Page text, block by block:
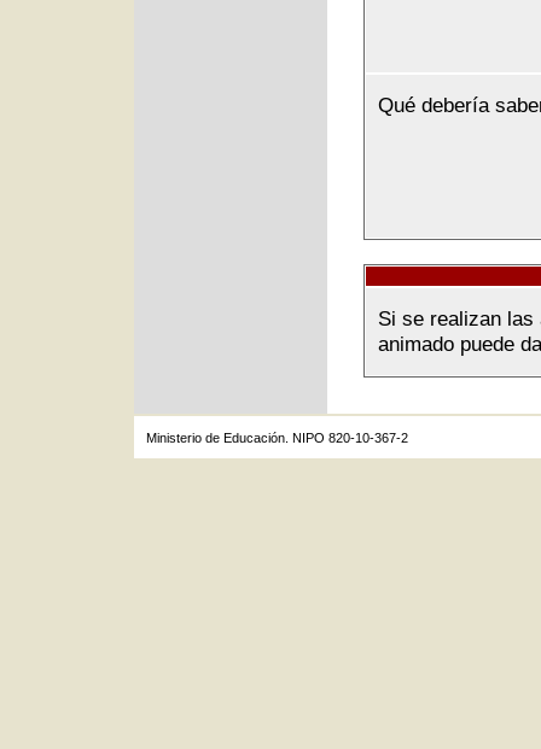
Qué debería
Si se realizan las
animado puede
Ministerio de Educación. NIPO 820-10-367-2